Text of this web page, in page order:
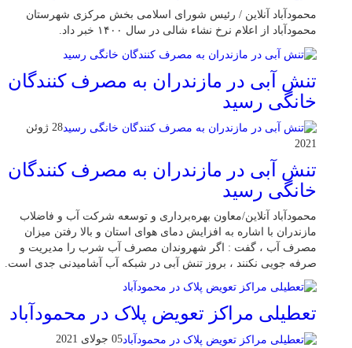
محمودآباد آنلاین / رئیس شورای اسلامی بخش مرکزی شهرستان
محمودآباد از اعلام نرخ نشاء شالی در سال ۱۴۰۰ خبر داد.
تنش آبی در مازندران به مصرف كنندگان
خانگی رسيد
28 ژوئن
2021
تنش آبی در مازندران به مصرف كنندگان
خانگی رسيد
محمودآباد آنلاین/معاون بهره‌برداری و توسعه شرکت آب و فاضلاب
مازندران با اشاره به افزایش دمای هوای استان و بالا رفتن میزان
مصرف آب ، گفت : اگر شهروندان مصرف آب شرب را مدیریت و
صرفه جویی نکنند ، بروز تنش آبی در شبکه آب آشامیدنی جدی است.
تعطیلی مراکز تعویض پلاک در محمودآباد
05 جولای 2021